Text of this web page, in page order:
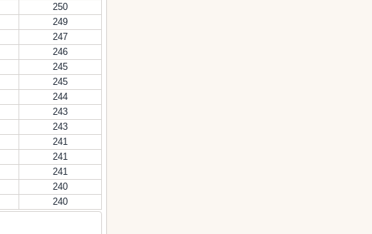
250
249
247
246
245
245
244
243
243
241
241
241
240
240